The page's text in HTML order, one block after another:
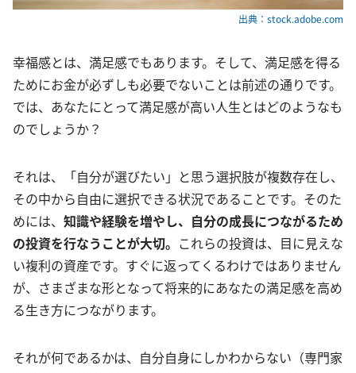
出典：stock.adobe.com
幸福感とは、満足感でもあります。そして、満足感を得る
ためにお金が必ずしも必要でないことは前述の通りです。
では、あなたにとって満足感が高い人生とはどのようなも
のでしょうか？
それは、「自分が選びたい」と思う選択肢が複数存在し、
その中から自由に選択できる状況であることです。そのた
めには、 知識や経験を増やし、自分の成長につながるため
の投資を行なうことが大切。 これらの投資は、目に見えな
い複利の資産です。すぐに返ってくるわけではありません
が、さまざまな形となって将来的にあなたの満足感を高め
る生き方につながります。
それが何であるかは、自分自身にしかわからない（専門家